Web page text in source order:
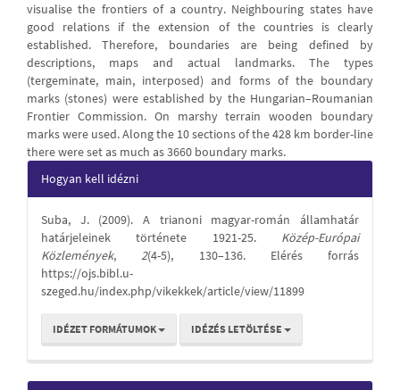
visualise the frontiers of a country. Neighbouring states have
good relations if the extension of the countries is clearly
established. Therefore, boundaries are being defined by
descriptions, maps and actual landmarks. The types
(tergeminate, main, interposed) and forms of the boundary
marks (stones) were established by the Hungarian–Roumanian
Frontier Commission. On marshy terrain wooden boundary
marks were used. Along the 10 sections of the 428 km border-line
there were set as much as 3660 boundary marks.
Article
Details
Hogyan kell idézni
Suba, J. (2009). A trianoni magyar-román államhatár
határjeleinek története 1921-25. Közép-Európai
Közlemények,2(4-5), 130–136. Elérés forrás
https://ojs.bibl.u-
szeged.hu/index.php/vikekkek/article/view/11899
IDÉZET FORMÁTUMOK IDÉZÉS LETÖLTÉSE